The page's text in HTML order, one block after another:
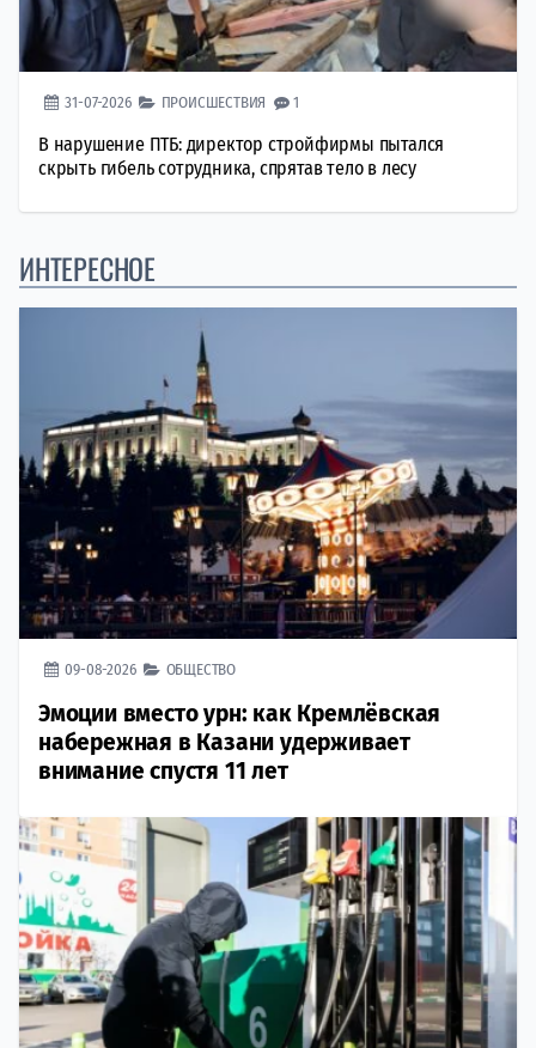
31-07-2026 ПРОИСШЕСТВИЯ 1
В нарушение ПТБ: директор стройфирмы пытался
скрыть гибель сотрудника, спрятав тело в лесу
ИНТЕРЕСНОЕ
09-08-2026 ОБЩЕСТВО
Эмоции вместо урн: как Кремлёвская
набережная в Казани удерживает
внимание спустя 11 лет